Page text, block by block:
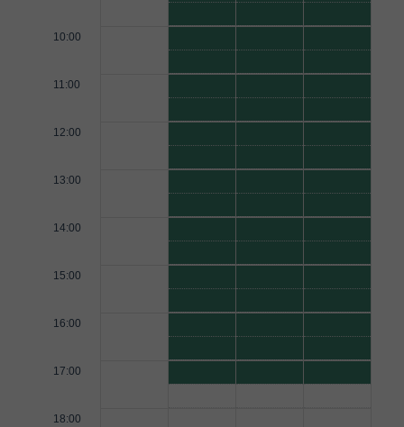
10:00
11:00
12:00
13:00
14:00
15:00
16:00
17:00
18:00